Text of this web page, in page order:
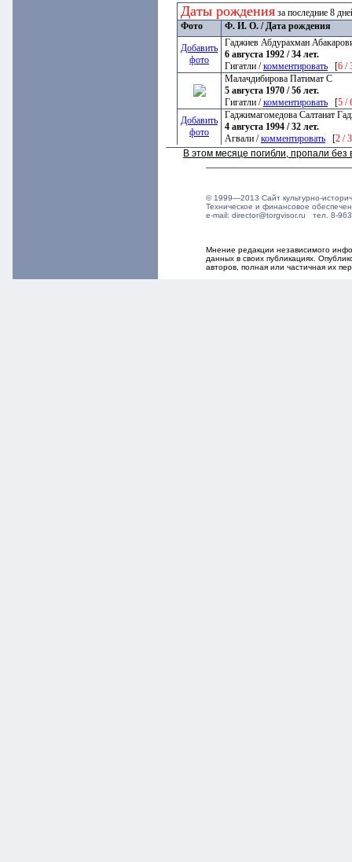
Даты рождения за последние 8
Фото
Ф. И. О. / Дата рождения
Добавить
фото
Гаджиев Абдурахман
6 августа 1992 / 34 лет.
Гигатли /комментировать [6 /
Малачдибирова Патимат С
5 августа 1970 / 56 лет.
Гигатли /комментировать [5 /
Добавить
фото
Гаджимагомедова Салтанат
4 августа 1994 / 32 лет.
Агвали /комментировать [2 /
В этом месяце погибли, пропали
© 1999—2013 Сайт культурно-
Техническое и финансовое
e-mail: director@torgvisor.ru тел. 8-
Мнение редакции независимого
данных в своих публикациях.
авторов, полная или частичная их